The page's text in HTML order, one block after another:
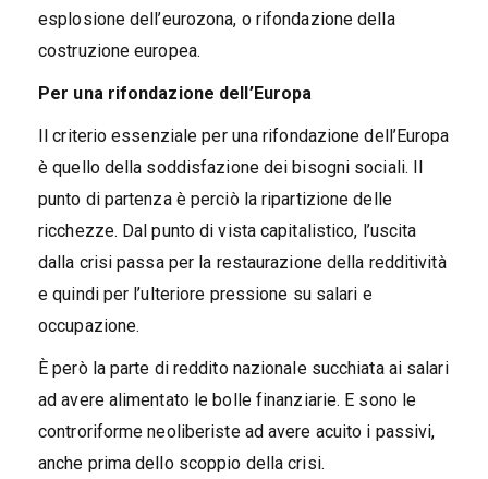
esplosione dell’eurozona, o rifondazione della
costruzione europea.
Per una rifondazione dell’Europa
Il criterio essenziale per una rifondazione dell’Europa
è quello della soddisfazione dei bisogni sociali. Il
punto di partenza è perciò la ripartizione delle
ricchezze. Dal punto di vista capitalistico, l’uscita
dalla crisi passa per la restaurazione della redditività
e quindi per l’ulteriore pressione su salari e
occupazione.
È però la parte di reddito nazionale succhiata ai salari
ad avere alimentato le bolle finanziarie. E sono le
controriforme neoliberiste ad avere acuito i passivi,
anche prima dello scoppio della crisi.